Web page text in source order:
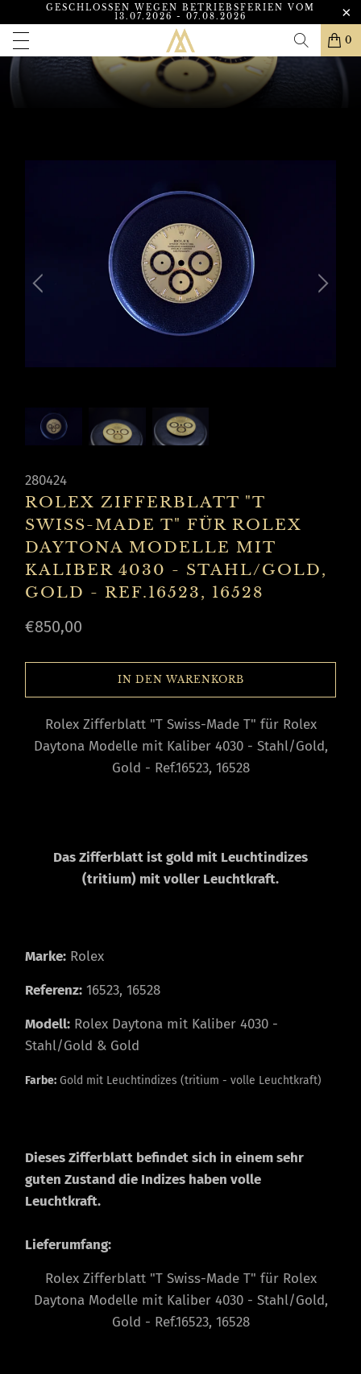
GESCHLOSSEN WEGEN BETRIEBSFERIEN VOM
13.07.2026 - 07.08.2026
0
280424
ROLEX ZIFFERBLATT "T
SWISS-MADE T" FÜR ROLEX
DAYTONA MODELLE MIT
KALIBER 4030 - STAHL/GOLD,
GOLD - REF.16523, 16528
€850,00
IN DEN WARENKORB
Rolex Zifferblatt "T Swiss-Made T" für Rolex
Daytona Modelle mit Kaliber 4030 - Stahl/Gold,
Gold - Ref.16523, 16528
Das Zifferblatt ist gold mit Leuchtindizes
(tritium) mit voller Leuchtkraft.
Marke: Rolex
Referenz: 16523, 16528
Modell: Rolex Daytona mit Kaliber 4030 -
Stahl/Gold & Gold
Farbe: Gold mit Leuchtindizes (tritium - volle Leuchtkraft)
Dieses Zifferblatt befindet sich in einem sehr
guten Zustand die Indizes haben volle
Leuchtkraft.
Lieferumfang:
Rolex Zifferblatt "T Swiss-Made T" für Rolex
Daytona Modelle mit Kaliber 4030 - Stahl/Gold,
Gold - Ref.16523, 16528